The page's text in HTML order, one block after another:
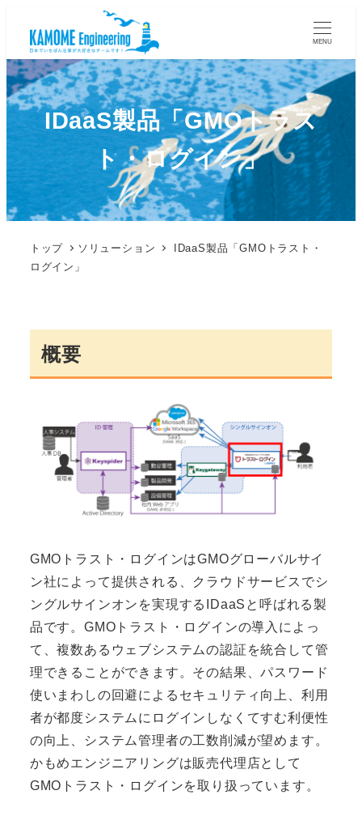
MENU
IDaaS製品「GMOトラス
ト・ログイン」
トップ ソリューション
IDaaS製品「GMOトラスト・
ログイン」
概要
GMOトラスト・ログインはGMOグローバルサイ
ン社によって提供される、クラウドサービスでシ
ングルサインオンを実現するIDaaSと呼ばれる製
品です。GMOトラスト・ログインの導入によっ
て、複数あるウェブシステムの認証を統合して管
理できることができます。その結果、パスワード
使いまわしの回避によるセキュリティ向上、利用
者が都度システムにログインしなくてすむ利便性
の向上、システム管理者の工数削減が望めます。
かもめエンジニアリングは販売代理店として
GMOトラスト・ログインを取り扱っています。